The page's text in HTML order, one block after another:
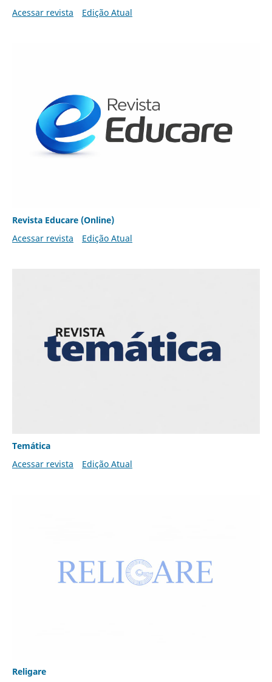
Acessar revista
Edição Atual
Revista Educare (Online)
Acessar revista
Edição Atual
Temática
Acessar revista
Edição Atual
Religare